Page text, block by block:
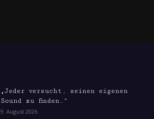
„Jeder versucht, seinen eigenen
Sound zu finden.“
9. August 2026